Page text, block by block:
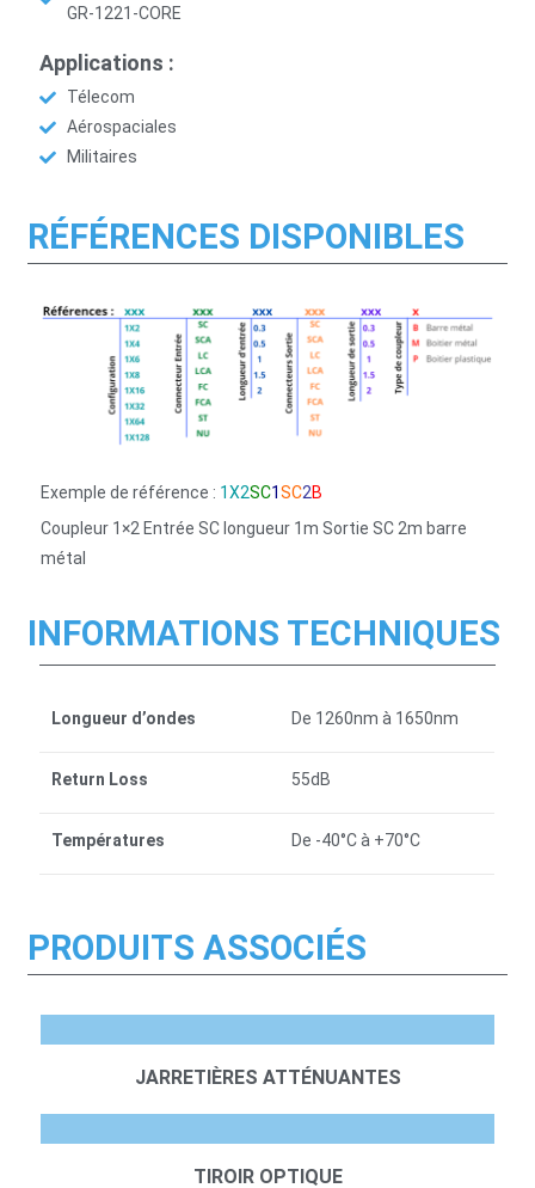
GR-1221-CORE
Applications :
Télecom
Aérospaciales
Militaires
RÉFÉRENCES DISPONIBLES
Exemple de référence : 1X2SC1SC2B
Coupleur 1×2 Entrée SC longueur 1m Sortie SC 2m barre
métal
INFORMATIONS TECHNIQUES
Longueur d’ondes De 1260nm à 1650nm
Return Loss 55dB
Températures De -40°C à +70°C
PRODUITS ASSOCIÉS
JARRETIÈRES ATTÉNUANTES
TIROIR OPTIQUE